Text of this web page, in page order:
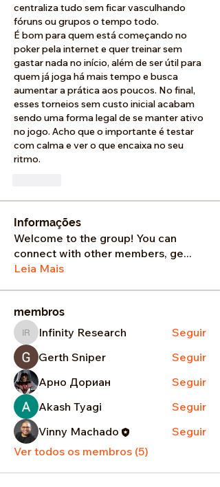
centraliza tudo sem ficar vasculhando
fóruns ou grupos o tempo todo.
É bom para quem está começando no
poker pela internet e quer treinar sem
gastar nada no início, além de ser útil para
quem já joga há mais tempo e busca
aumentar a prática aos poucos. No final,
esses torneios sem custo inicial acabam
sendo uma forma legal de se manter ativo
no jogo. Acho que o importante é testar
com calma e ver o que encaixa no seu
ritmo.
Informações
Welcome to the group! You can
connect with other members, ge...
Leia Mais
membros
Infinity Research
Infinity Research
Seguir
Gerth Sniper
Seguir
Арно Дориан
Seguir
Akash Tyagi
Seguir
Vinny Machado
Seguir
Ver todos os membros (5)